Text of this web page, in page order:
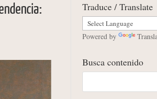
Traduce / Translate
Powered by
Busca contenido